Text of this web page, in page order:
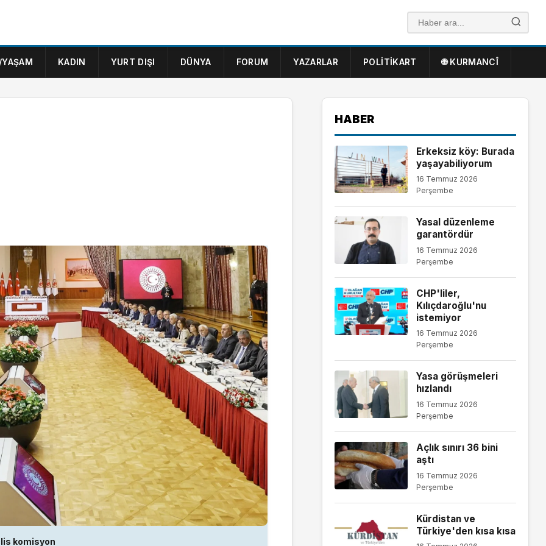
KADIN YURT DIŞI DÜNYA FORUM YAZARLAR POLITIKART 🌐 KURMANCÎ
komisyon
HABER
Erkeksiz köy: Burada
yaşayabiliyorum
16 Temmuz 2026
Perşembe
Yasal düzenleme
garantördür
16 Temmuz 2026
Perşembe
CHP'liler,
Kılıçdaroğlu'nu
istemiyor
16 Temmuz 2026
Perşembe
Yasa görüşmeleri
hızlandı
16 Temmuz 2026
Perşembe
Açlık sınırı 36 bini
aştı
16 Temmuz 2026
Perşembe
Kürdistan ve
Türkiye'den kısa kısa